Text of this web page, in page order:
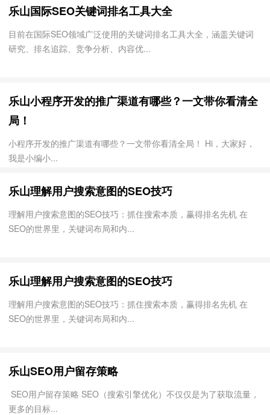
乐山国际SEO关键词排名工具大全
目前在国际SEO领域广泛使用的关键词排名工具大全，涵盖关键词
研究、排名追踪、竞争分析、内容优...
乐山小程序开发的推广渠道有哪些？一文带你看清全
局！
小程序开发的推广渠道有哪些？一文带你看清全局！ Hi，大家好，
我是小编小...
乐山理解用户搜索意图的SEO技巧
理解用户搜索意图的SEO技巧：抓住搜索本质，赢得排名先机 在
SEO的世界里，关键词布局和内...
乐山理解用户搜索意图的SEO技巧
理解用户搜索意图的SEO技巧：抓住搜索本质，赢得排名先机 在
SEO的世界里，关键词布局和内...
乐山SEO用户留存策略
SEO用户留存策略 SEO（搜索引擎优化）不仅仅是为了获取流量，
更多的目标...